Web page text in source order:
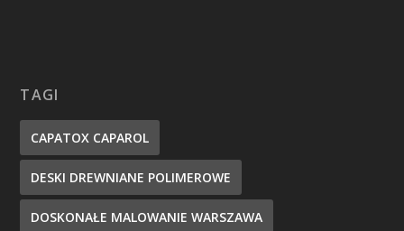
TAGI
CAPATOX CAPAROL
DESKI DREWNIANE POLIMEROWE
DOSKONAŁE MALOWANIE WARSZAWA